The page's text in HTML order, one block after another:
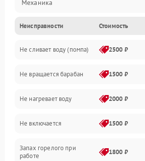
Механика
Электропитание
Водоснабжение
Слив
Программное обеспечение
Неисправности Стоимость
Не сливает воду (помпа) 2500 ₽
Не вращается барабан 1500 ₽
Не нагревает воду 2000 ₽
Не включается 1500 ₽
Запах горелого при
работе
1800 ₽